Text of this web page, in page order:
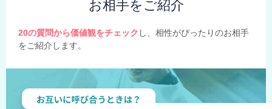
お相手をご紹介
20の質問から価値観をチェック し、相性がぴったりのお相手
をご紹介します。